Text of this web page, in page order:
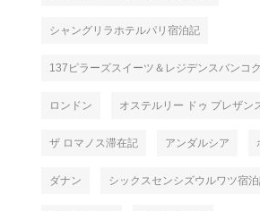
シャングリラホテルパリ宿泊記
137ピラーズスイーツ＆レジデンスバンコ
ロンドン オステルリー ドゥ プレザン
ザ ロマノス滞在記 アンダルシア
ダナン シックスセンシズウルワツ宿